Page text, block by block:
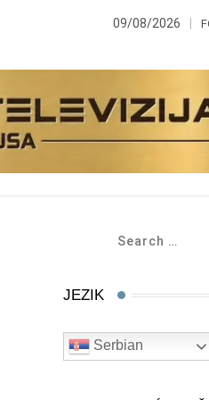
09/08/2026
JEZIK
Serbian